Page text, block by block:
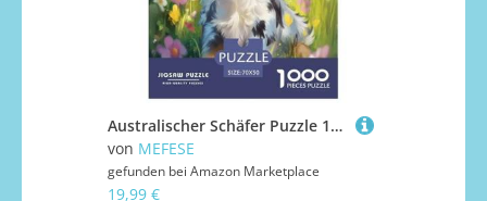
Australischer Schäfer Puzzle 1000 Teile Schwer Puzzle Spielzeug Lernspiel Impossible Herausforderungsspielzeug Für Erwachsene Und Kinder Ab 14 Jahren 70x50cm/1000pcs
von MEFESE
gefunden bei Amazon Marketplace
19,99 €